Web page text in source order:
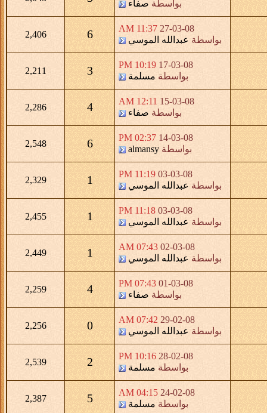
بواسطة صفاء
27-03-08
11:37 AM
بواسطة عبدالله الموسي 6
2,406
17-03-08
10:19 PM
بواسطة مسلمة 3
2,211
15-03-08
12:11 AM
بواسطة صفاء 4
2,286
14-03-08
02:37 PM
بواسطة almansy
6
2,548
03-03-08
11:19 PM
بواسطة عبدالله الموسي 1
2,329
03-03-08
11:18 PM
بواسطة عبدالله الموسي 1
2,455
02-03-08
07:43 AM
بواسطة عبدالله الموسي 1
2,449
01-03-08
07:43 PM
بواسطة صفاء 4
2,259
29-02-08
07:42 AM
بواسطة عبدالله الموسي 0
2,256
28-02-08
10:16 PM
بواسطة مسلمة 2
2,539
24-02-08
04:15 AM
بواسطة مسلمة 5
2,387